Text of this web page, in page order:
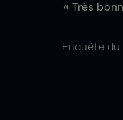
« Très
Enquête